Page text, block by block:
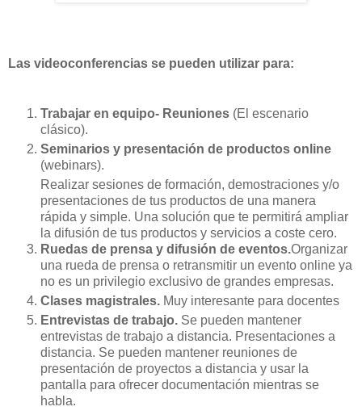
Las videoconferencias se pueden utilizar para:
Trabajar en equipo- Reuniones (El escenario
clásico).
Seminarios y presentación de productos online
(webinars).
Realizar sesiones de formación, demostraciones y/o
presentaciones de tus productos de una manera
rápida y simple. Una solución que te permitirá ampliar
la difusión de tus productos y servicios a coste cero.
Ruedas de prensa y difusión de eventos.Organizar
una rueda de prensa o retransmitir un evento online ya
no es un privilegio exclusivo de grandes empresas.
Clases magistrales. Muy interesante para docentes
Entrevistas de trabajo. Se pueden mantener
entrevistas de trabajo a distancia. Presentaciones a
distancia. Se pueden mantener reuniones de
presentación de proyectos a distancia y usar la
pantalla para ofrecer documentación mientras se
habla.